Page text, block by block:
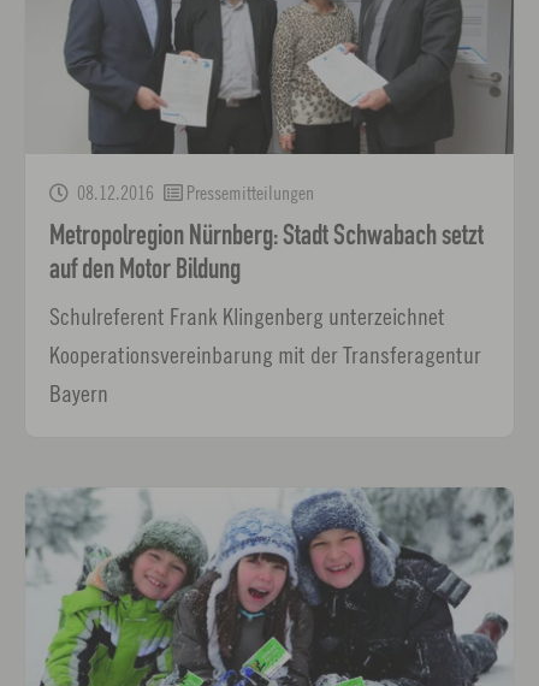
08.12.2016 Pressemitteilungen
Metropolregion Nürnberg: Stadt Schwabach setzt
auf den Motor Bildung
Schulreferent Frank Klingenberg unterzeichnet
Kooperationsvereinbarung mit der Transferagentur
Bayern